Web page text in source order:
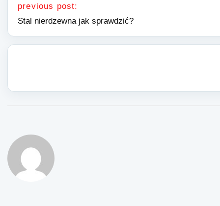
previous post:
Stal nierdzewna jak sprawdzić?